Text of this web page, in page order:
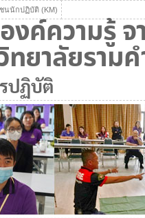
นนักปฏิบัติ (KM)
งค์ความรู้
ทยาลัยราม
ปฏิบัติ